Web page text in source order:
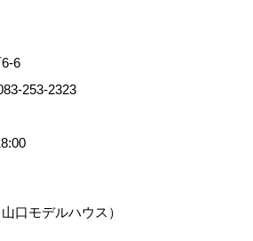
6-6
253-2323
口モデルハウス）